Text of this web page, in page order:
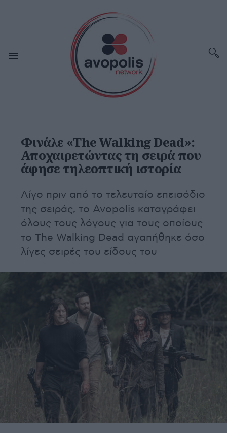
Φινάλε «The Walking Dead»:
Αποχαιρετώντας τη σειρά που
άφησε τηλεοπτική ιστορία
Λίγο πριν από το τελευταίο επεισόδιο
της σειράς, το Avopolis καταγράφει
όλους τους λόγους για τους οποίους
το The Walking Dead αγαπήθηκε όσο
λίγες σειρές του είδους του